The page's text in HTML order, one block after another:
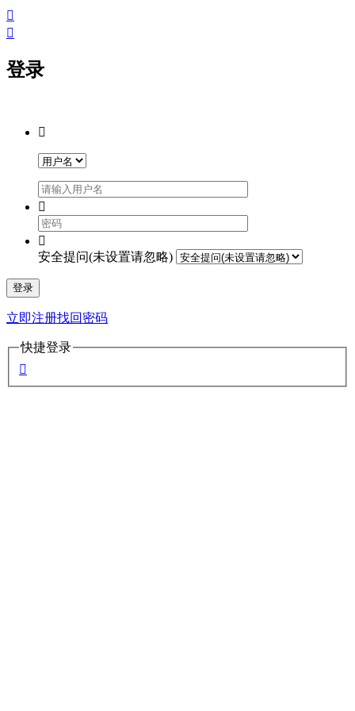


登录



安全提问(未设置请忽略)
登录
立即注册找回密码
快捷登录
